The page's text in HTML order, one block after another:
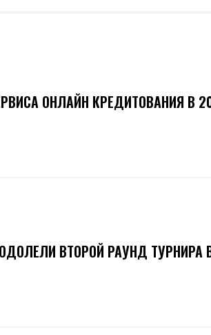
ОНЛАЙН КРЕДИТОВАНИЯ В
ВТОРОЙ РАУНД ТУРНИРА